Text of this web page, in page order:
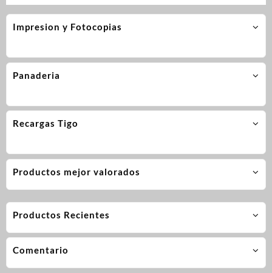
Impresion y Fotocopias
Panaderia
Recargas Tigo
Productos mejor valorados
Productos Recientes
Comentario